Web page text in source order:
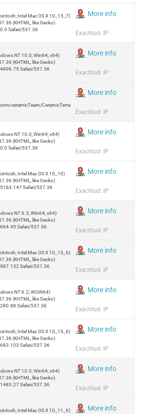
Intel Mac OS X 10_15_7)
(KHTML, like Gecko)
Safari/537.36
More info
Exactitud: IP
NT 10.0; Win64; x64)
(KHTML, like Gecko)
Safari/537.36
More info
Exactitud: IP
ceramicTeam/CeramicTerracotta
More info
Exactitud: IP
NT 10.0; Win64; x64)
(KHTML, like Gecko)
Safari/537.36
More info
Exactitud: IP
Intel Mac OS X 10_10)
(KHTML, like Gecko)
Safari/537.36
More info
Exactitud: IP
NT 6.3; Win64; x64)
(KHTML, like Gecko)
Safari/537.36
More info
Exactitud: IP
Intel Mac OS X 10_13_6)
(KHTML, like Gecko)
Safari/537.36
More info
Exactitud: IP
NT 6.2; WOW64)
(KHTML, like Gecko)
Safari/537.36
More info
Exactitud: IP
Intel Mac OS X 10_13_6)
(KHTML, like Gecko)
Safari/537.36
More info
Exactitud: IP
NT 10.0; Win64; x64)
(KHTML, like Gecko)
Safari/537.36
More info
Exactitud: IP
Intel Mac OS X 10_11_6)
More info